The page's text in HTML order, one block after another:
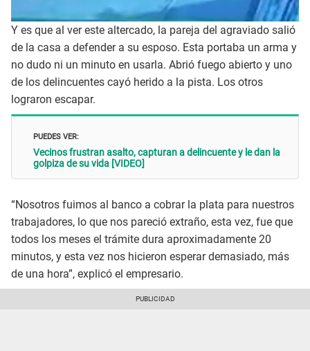
Y es que al ver este altercado, la pareja del agraviado salió
de la casa a defender a su esposo. Esta portaba un arma y
no dudo ni un minuto en usarla. Abrió fuego abierto y uno
de los delincuentes cayó herido a la pista. Los otros
lograron escapar.
PUEDES VER:
Vecinos frustran asalto, capturan a delincuente y le dan la
golpiza de su vida [VIDEO]
“Nosotros fuimos al banco a cobrar la plata para nuestros
trabajadores, lo que nos pareció extraño, esta vez, fue que
todos los meses el trámite dura aproximadamente 20
minutos, y esta vez nos hicieron esperar demasiado, más
de una hora”, explicó el empresario.